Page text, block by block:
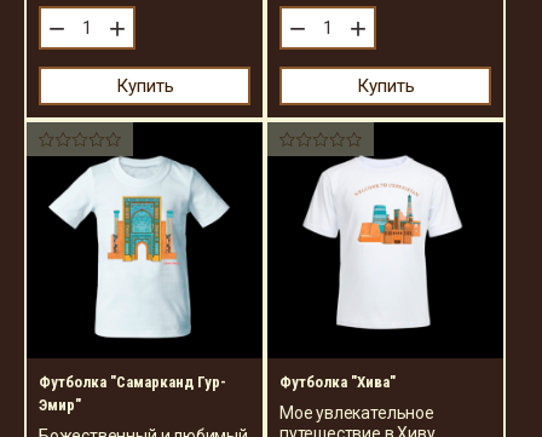
− +
Купить
− +
Купить
Футболка "Самарканд Гур-
Эмир"
Футболка "Хива"
Мое увлекательное